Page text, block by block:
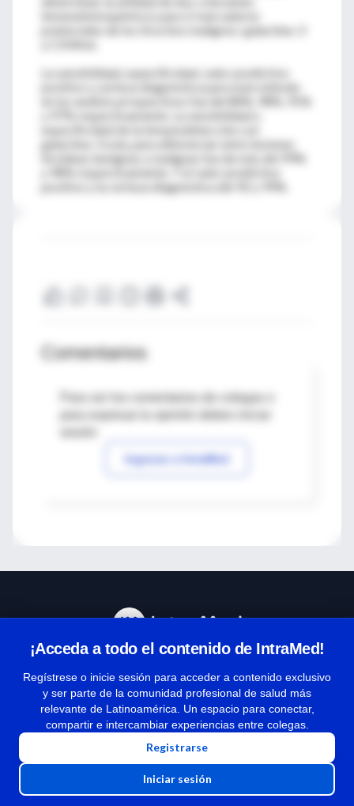
potenciales de los tirocitos malignos: galactina-3
La sensibilidad, especificidad, valor predictivo
positivo y certeza diagnóstica para este método
especificidad de la inmunodetección con
galactina-3 sola, para diferenciar entre lesiones
positivo y la certeza diagnóstica del 92 y 99%.
Comentarios
Para ver los comentarios de colegas o
Ingresar a IntraMed
¡Acceda a todo el contenido de IntraMed!
Regístrese o inicie sesión para acceder a contenido exclusivo
y ser parte de la comunidad profesional de salud más
relevante de Latinoamérica. Un espacio para conectar,
compartir e intercambiar experiencias entre colegas.
Registrarse
Iniciar sesión
Términos y condiciones
| Políticas de privacidad
| Todos los derechos reservados | Copyright 1997-2026